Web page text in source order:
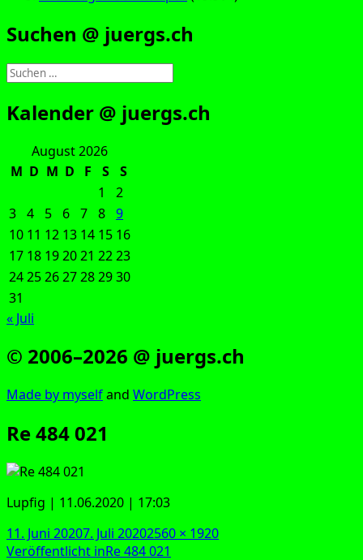
Suchen @ juergs.ch
Suchen
nach:
Kalender @ juergs.ch
August 2026
M D M D F S
S
1
2
3 4 5 6 7 8 9
10 11 12 13 14 15 16
17 18 192021 2223
24252627282930
31
« Juli
© 2006–2026 @ juergs.ch
Made by mys­elfand Word­Press
Re 484 021
Lup­f­ig | 11.06.2020 | 17:03
Veröffentlicht
am
11. Juni 20207. Juli 2020Originalgröße
2560 × 1920
Veröffentlicht inRe 484 021